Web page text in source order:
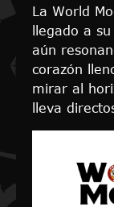
La World
llegado a
aún
corazón
mirar al
lleva